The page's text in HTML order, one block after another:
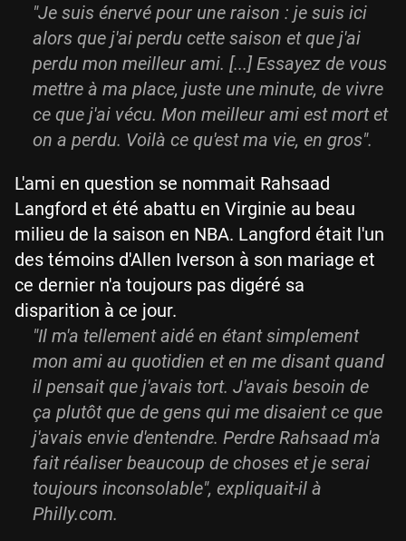
"Je suis énervé pour une raison : je suis ici
alors que j'ai perdu cette saison et que j'ai
perdu mon meilleur ami. [...] Essayez de vous
mettre à ma place, juste une minute, de vivre
ce que j'ai vécu. Mon meilleur ami est mort et
on a perdu. Voilà ce qu'est ma vie, en gros".
L'ami en question se nommait Rahsaad
Langford et été abattu en Virginie au beau
milieu de la saison en NBA. Langford était l'un
des témoins d'Allen Iverson à son mariage et
ce dernier n'a toujours pas digéré sa
disparition à ce jour.
"Il m'a tellement aidé en étant simplement
mon ami au quotidien et en me disant quand
il pensait que j'avais tort. J'avais besoin de
ça plutôt que de gens qui me disaient ce que
j'avais envie d'entendre. Perdre Rahsaad m'a
fait réaliser beaucoup de choses et je serai
toujours inconsolable", expliquait-il à
Philly.com.